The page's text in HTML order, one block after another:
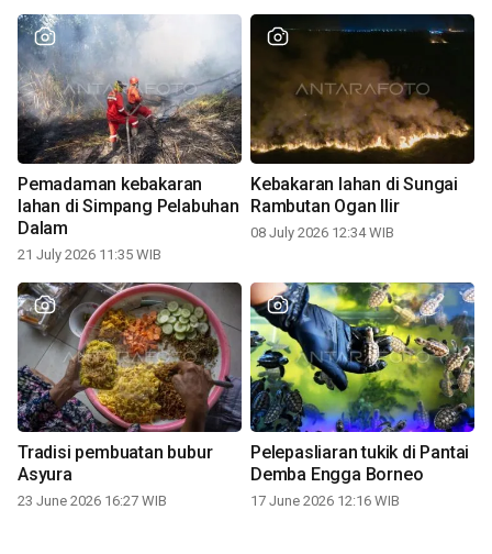
Pemadaman kebakaran
lahan di Simpang Pelabuhan
Dalam
21 July 2026 11:35 WIB
Kebakaran lahan di Sungai
Rambutan Ogan Ilir
08 July 2026 12:34 WIB
Tradisi pembuatan bubur
Asyura
23 June 2026 16:27 WIB
Pelepasliaran tukik di Pantai
Demba Engga Borneo
17 June 2026 12:16 WIB